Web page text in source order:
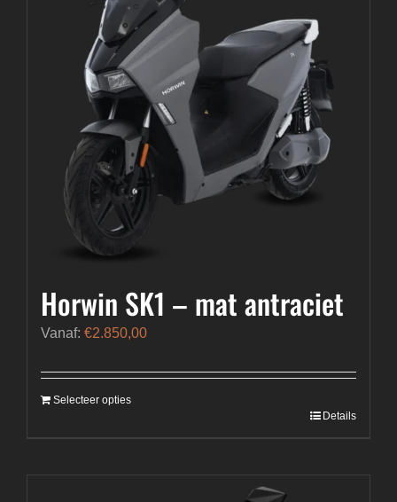
Horwin SK1 – mat antraciet
Vanaf: €2.850,00
Selecteer opties
Details